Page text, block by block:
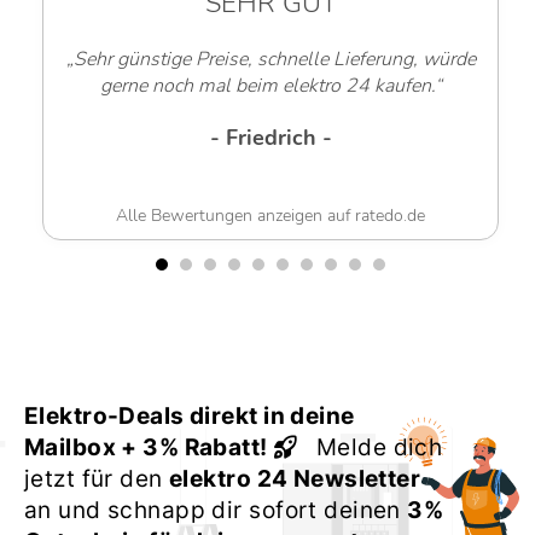
„Sehr günstige Preise, schnelle Lieferung, würde
gerne noch mal beim elektro 24 kaufen.“
- Friedrich -
Alle Bewertungen anzeigen auf ratedo.de
Elektro-Deals direkt in deine
Mailbox + 3% Rabatt!
Melde dich
jetzt für denelektro 24 Newsletter
an und schnapp dir sofort deinen 3%